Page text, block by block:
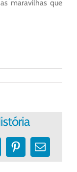
maravilhas que
Pinterest
E-